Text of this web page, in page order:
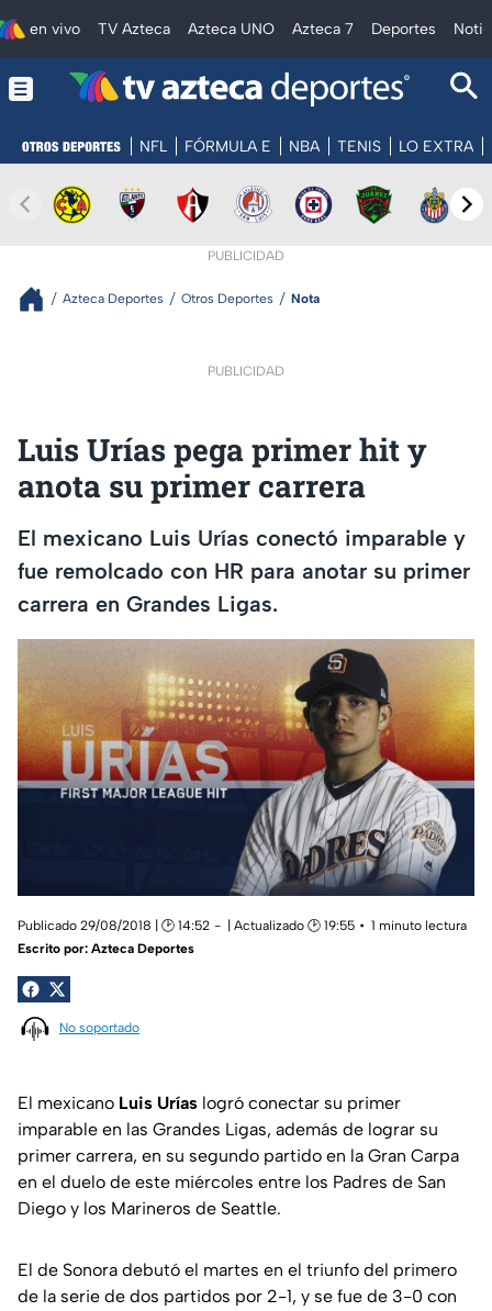
en vivo TV Azteca Azteca UNO Azteca 7 Deportes
NFL FÓRMULA E NBA TENIS LO EXTRA
PUBLICIDAD
Azteca Deportes Otros Deportes Nota
PUBLICIDAD
Luis Urías pega primer hit y
anota su primer carrera
El mexicano Luis Urías conectó imparable y
fue remolcado con HR para anotar su primer
carrera en Grandes Ligas.
Publicado 29/08/2018 | 🕑 14:52 | Actualizado 🕑 19:55
1 minuto lectura
Escrito por: Azteca Deportes
No soportado
El mexicano Luis Urías logró conectar su primer
imparable en las Grandes Ligas, además de lograr su
primer carrera, en su segundo partido en la Gran Carpa
en el duelo de este miércoles entre los Padres de San
Diego y los Marineros de Seattle.
El de Sonora debutó el martes en el triunfo del primero
de la serie de dos partidos por 2-1, y se fue de 3-0 con